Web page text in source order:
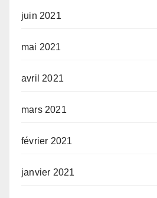
juin 2021
mai 2021
avril 2021
mars 2021
février 2021
janvier 2021